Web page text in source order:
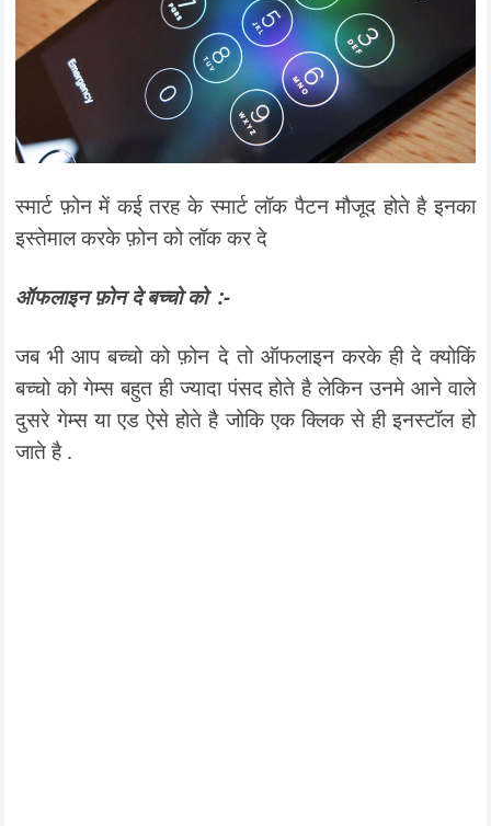
स्मार्ट फ़ोन में कई तरह के स्मार्ट लॉक पैटन मौजूद होते है इनका
इस्तेमाल करके फ़ोन को लॉक कर दे
ऑफलाइन फ़ोन दे बच्चो को :-
जब भी आप बच्चो को फ़ोन दे तो ऑफलाइन करके ही दे क्योकिं
बच्चो को गेम्स बहुत ही ज्यादा पंसद होते है लेकिन उनमे आने वाले
दुसरे गेम्स या एड ऐसे होते है जोकि एक क्लिक से ही इनस्टॉल हो
जाते है .